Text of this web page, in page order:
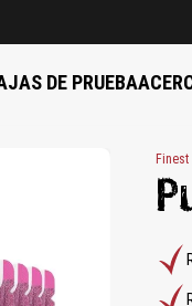
DE PRUEBA